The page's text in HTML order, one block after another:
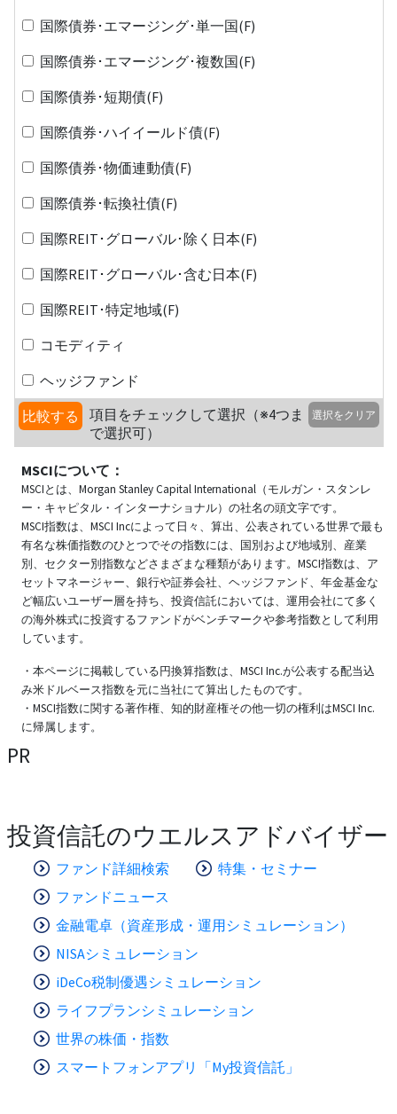
国際債券･エマージング･単一国(F)
国際債券･エマージング･複数国(F)
国際債券･短期債(F)
国際債券･ハイイールド債(F)
国際債券･物価連動債(F)
国際債券･転換社債(F)
国際REIT･グローバル･除く日本(F)
国際REIT･グローバル･含む日本(F)
国際REIT･特定地域(F)
コモディティ
ヘッジファンド
比較する
項目をチェックして選択（※4つま
で選択可）
選択をクリア
MSCIについて：
MSCIとは、Morgan Stanley Capital International（モルガン・スタンレ
ー・キャピタル・インターナショナル）の社名の頭文字です。
MSCI指数は、MSCI Incによって日々、算出、公表されている世界で最も
有名な株価指数のひとつでその指数には、国別および地域別、産業
別、セクター別指数などさまざまな種類があります。MSCI指数は、ア
セットマネージャー、銀行や証券会社、ヘッジファンド、年金基金な
ど幅広いユーザー層を持ち、投資信託においては、運用会社にて多く
の海外株式に投資するファンドがベンチマークや参考指数として利用
しています。
・本ページに掲載している円換算指数は、MSCI Inc.が公表する配当込
み米ドルベース指数を元に当社にて算出したものです。
・MSCI指数に関する著作権、知的財産権その他一切の権利はMSCI Inc.
に帰属します。
PR
投資信託のウエルスアドバイザー
ファンド詳細検索
特集・セミナー
ファンドニュース
金融電卓（資産形成・運用シミュレーション）
NISAシミュレーション
iDeCo税制優遇シミュレーション
ライフプランシミュレーション
世界の株価・指数
スマートフォンアプリ「My投資信託」